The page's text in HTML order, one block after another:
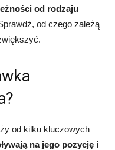
od rodzaju
od czego zależą
od kilku kluczowych
na jego pozycję i